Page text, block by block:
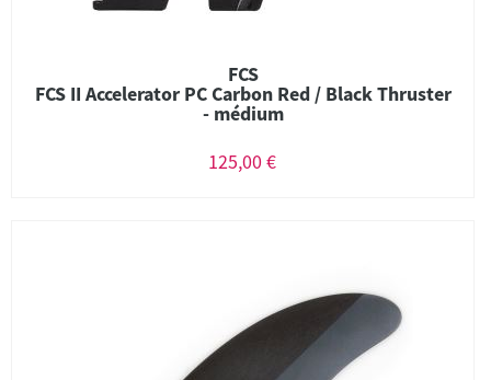
FCS
FCS II Accelerator PC Carbon Red / Black Thruster
- médium
125,00 €